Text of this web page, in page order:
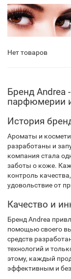
Нет товаров
Бренд Andrea
парфюмерии
История
Ароматы и
разработаны и
компания стала
заботы о коже.
контроль
удовольствие от
Качество и
Бренд Andrea
помощью своего
средств
технологий и
этому, каждый
эффективным и